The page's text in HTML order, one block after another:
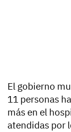
El gobierno
11 personas
más en el
atendidas por